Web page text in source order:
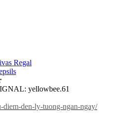
Regal
yellowbee.61
diem-den-ly-tuong-ngan-ngay/